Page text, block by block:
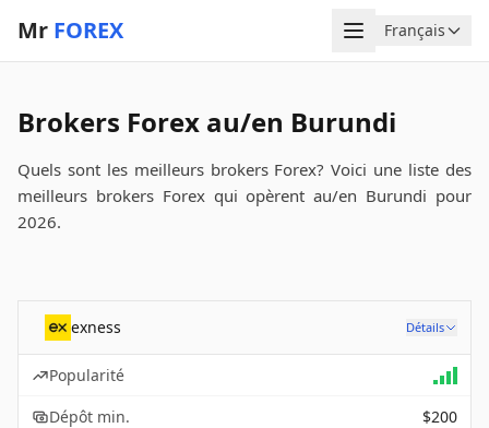
Mr FOREX Menu
Langue
Français
Brokers Forex au/en Burundi
Quels sont les meilleurs brokers Forex? Voici une liste des
meilleurs brokers Forex qui opèrent au/en Burundi pour
2026.
exness Détails
Popularité
Dépôt min.
$200